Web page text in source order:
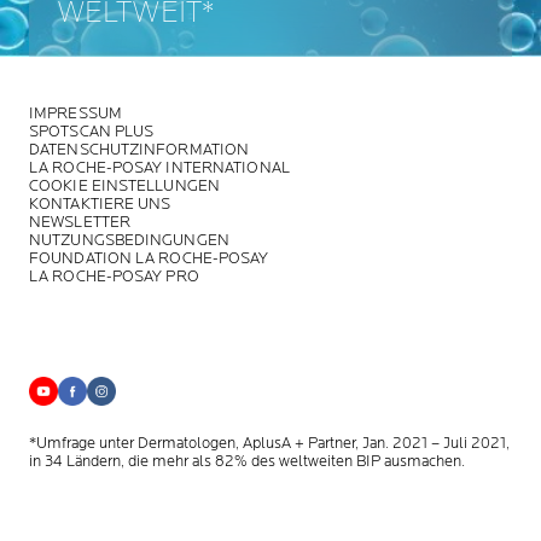
WELTWEIT*
IMPRESSUM
SPOTSCAN PLUS
DATENSCHUTZINFORMATION
LA ROCHE-POSAY INTERNATIONAL
COOKIE EINSTELLUNGEN
KONTAKTIERE UNS
NEWSLETTER
NUTZUNGSBEDINGUNGEN
FOUNDATION LA ROCHE-POSAY
LA ROCHE-POSAY PRO
*Umfrage unter Dermatologen, AplusA + Partner, Jan. 2021 – Juli 2021,
in 34 Ländern, die mehr als 82% des weltweiten BIP ausmachen.